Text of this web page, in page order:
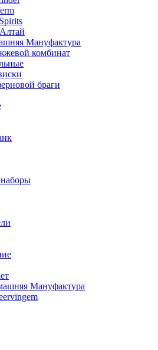
Мануфактура
комбинат
браги
Мануфактура